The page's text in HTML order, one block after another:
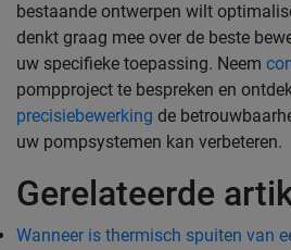
bestaande ontwerpen wilt
denkt graag mee over de beste
uw specifieke toepassing. Neem
pompproject te bespreken en
precisiebewerking de
uw pompsystemen kan verbeteren.
Gerelateerde
Wanneer is thermisch spuiten van